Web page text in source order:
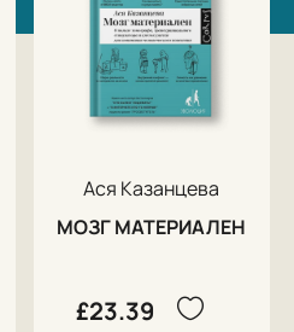
Ася Казанцева
МОЗГ МАТЕРИАЛЕН
£23.39